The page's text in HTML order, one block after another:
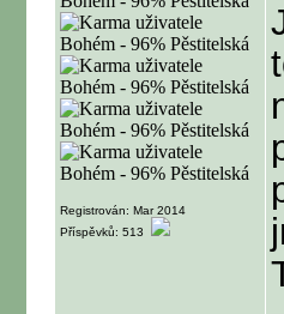
Registrován: Mar 2014
Příspěvků: 513